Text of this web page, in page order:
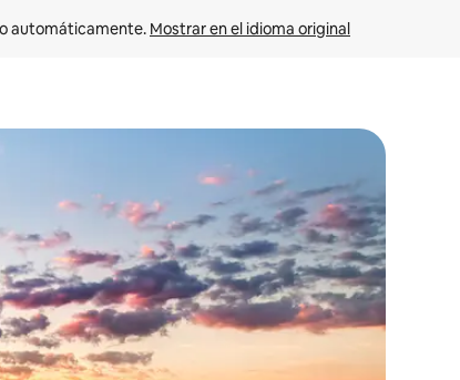
automáticamente. Mostrar en el idioma original